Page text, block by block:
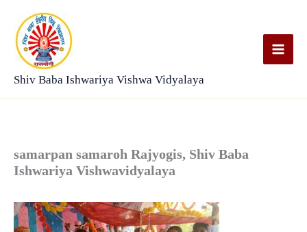
content
Shiv Baba Ishwariya Vishwa Vidyalaya
samarpan samaroh Rajyogis, Shiv Baba
Ishwariya Vishwavidyalaya